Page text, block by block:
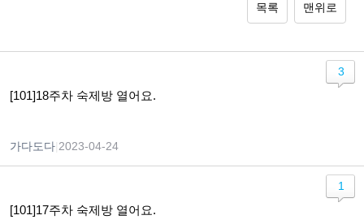
목록 맨위로
[101]18주차 숙제방 열어요.
가다도다 2023-04-24
3
[101]17주차 숙제방 열어요.
1